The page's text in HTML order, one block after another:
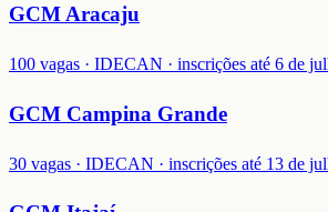
GCM Aracaju
100 vagas · IDECAN · inscrições até 6 de
GCM Campina Grande
30 vagas · IDECAN · inscrições até 13 de